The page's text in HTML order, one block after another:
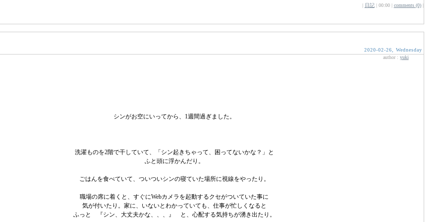
| 日記 | 00:00 | comments (0)|
2020-02-26, Wednesday
author : yuki
シンがお空にいってから、1週間過ぎました。
洗濯ものを2階で干していて、「シン起きちゃって、困ってないかな？」と
ふと頭に浮かんだり。
ごはんを食べていて、ついついシンの寝ていた場所に視線をやったり。
職場の席に着くと、すぐにWebカメラを起動するクセがついていた事に
気が付いたり。家に、いないとわかっていても、仕事が忙しくなると
ふっと 『シン、大丈夫かな、、、』 と、心配する気持ちが湧き出たり。